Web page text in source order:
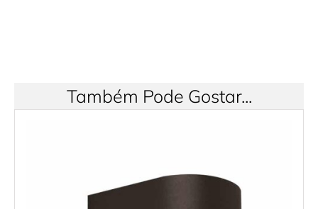
Também Pode Gostar...